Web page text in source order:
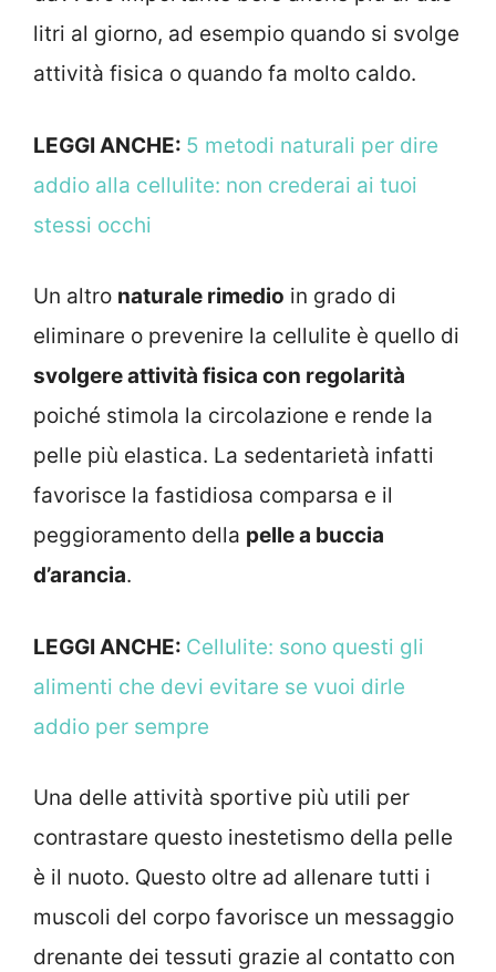
litri al giorno, ad esempio quando si svolge
attività fisica o quando fa molto caldo.
LEGGI ANCHE: 5 metodi naturali per dire
addio alla cellulite: non crederai ai tuoi
stessi occhi
Un altro naturale rimedio in grado di
eliminare o prevenire la cellulite è quello di
svolgere attività fisica con regolarità
poiché stimola la circolazione e rende la
pelle più elastica. La sedentarietà infatti
favorisce la fastidiosa comparsa e il
peggioramento della pelle a buccia
d’arancia.
LEGGI ANCHE: Cellulite: sono questi gli
alimenti che devi evitare se vuoi dirle
addio per sempre
Una delle attività sportive più utili per
contrastare questo inestetismo della pelle
è il nuoto. Questo oltre ad allenare tutti i
muscoli del corpo favorisce un messaggio
drenante dei tessuti grazie al contatto con